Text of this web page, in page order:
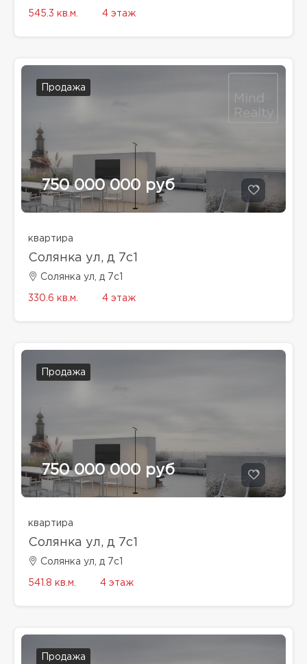
545.3 кв.м. 4 этаж
Продажа
750 000 000 руб
квартира
Солянка ул, д 7с1
Солянка ул, д 7с1
330.6 кв.м. 4 этаж
Продажа
750 000 000 руб
квартира
Солянка ул, д 7с1
Солянка ул, д 7с1
541.8 кв.м. 4 этаж
Продажа